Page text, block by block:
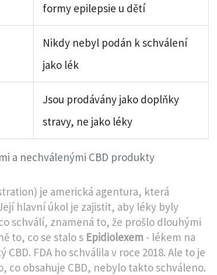
a nechválenými CBD produkty
formy epilepsie u dětí
Nikdy nebyl podán k schválení
jako lék
Jsou prodávány jako doplňky
stravy, ne jako léky
je americká agentura, která
hlavní úkol je zajistit, aby léky byly
schválí, znamená to, že prošlo dlouhými
to, co se stalo s Epidiolexem - lékem na
FDA ho schválila v roce 2018. Ale to je
co obsahuje CBD, nebylo takto schváleno.